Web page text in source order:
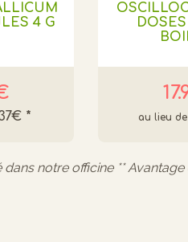
4 G
*
DOSES
dans notre officine **